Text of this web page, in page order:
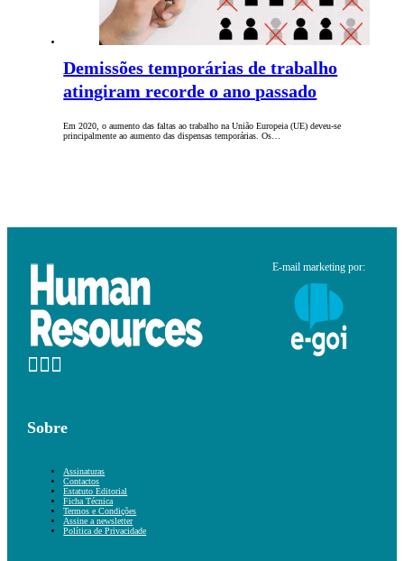
Demissões temporárias de trabalho
atingiram recorde o ano passado
Em 2020, o aumento das faltas ao trabalho na União Europeia (UE) deveu-se
principalmente ao aumento das dispensas temporárias. Os…
E-mail marketing por:
Sobre
Assinaturas
Contactos
Estatuto Editorial
Ficha Técnica
Termos e Condições
Assine a newsletter
Política de Privacidade